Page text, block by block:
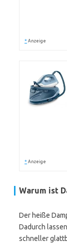
* Anzeige
* Anzeige
Warum ist
Der heiße
Dadurch
schneller